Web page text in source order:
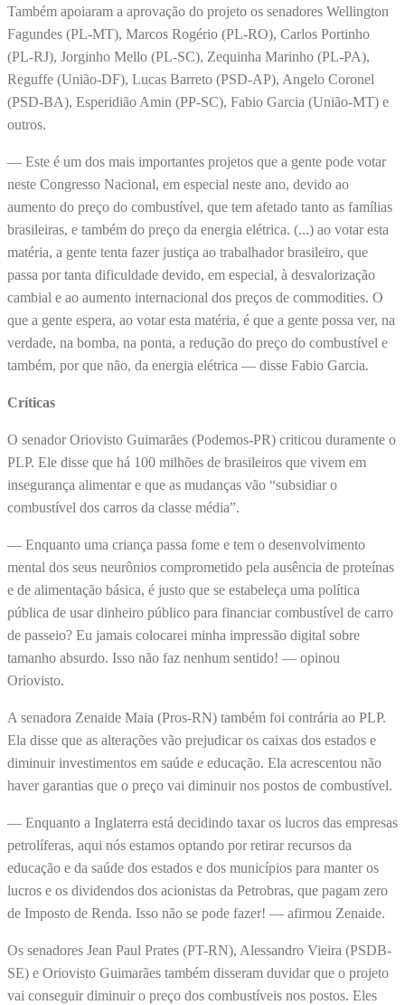
Também apoiaram a aprovação do projeto os senadores Wellington
Fagundes (PL-MT), Marcos Rogério (PL-RO), Carlos Portinho
(PL-RJ), Jorginho Mello (PL-SC), Zequinha Marinho (PL-PA),
Reguffe (União-DF), Lucas Barreto (PSD-AP), Angelo Coronel
(PSD-BA), Esperidião Amin (PP-SC), Fabio Garcia (União-MT) e
outros.
— Este é um dos mais importantes projetos que a gente pode votar
neste Congresso Nacional, em especial neste ano, devido ao
aumento do preço do combustível, que tem afetado tanto as famílias
brasileiras, e também do preço da energia elétrica. (...) ao votar esta
matéria, a gente tenta fazer justiça ao trabalhador brasileiro, que
passa por tanta dificuldade devido, em especial, à desvalorização
cambial e ao aumento internacional dos preços de commodities. O
que a gente espera, ao votar esta matéria, é que a gente possa ver, na
verdade, na bomba, na ponta, a redução do preço do combustível e
também, por que não, da energia elétrica — disse Fabio Garcia.
Críticas
O senador Oriovisto Guimarães (Podemos-PR) criticou duramente o
PLP. Ele disse que há 100 milhões de brasileiros que vivem em
insegurança alimentar e que as mudanças vão “subsidiar o
combustível dos carros da classe média”.
— Enquanto uma criança passa fome e tem o desenvolvimento
mental dos seus neurônios comprometido pela ausência de proteínas
e de alimentação básica, é justo que se estabeleça uma política
pública de usar dinheiro público para financiar combustível de carro
de passeio? Eu jamais colocarei minha impressão digital sobre
tamanho absurdo. Isso não faz nenhum sentido! — opinou
Oriovisto.
A senadora Zenaide Maia (Pros-RN) também foi contrária ao PLP.
Ela disse que as alterações vão prejudicar os caixas dos estados e
diminuir investimentos em saúde e educação. Ela acrescentou não
haver garantias que o preço vai diminuir nos postos de combustível.
— Enquanto a Inglaterra está decidindo taxar os lucros das empresas
petrolíferas, aqui nós estamos optando por retirar recursos da
educação e da saúde dos estados e dos municípios para manter os
lucros e os dividendos dos acionistas da Petrobras, que pagam zero
de Imposto de Renda. Isso não se pode fazer! — afirmou Zenaide.
Os senadores Jean Paul Prates (PT-RN), Alessandro Vieira (PSDB-
SE) e Oriovisto Guimarães também disseram duvidar que o projeto
vai conseguir diminuir o preço dos combustíveis nos postos. Eles